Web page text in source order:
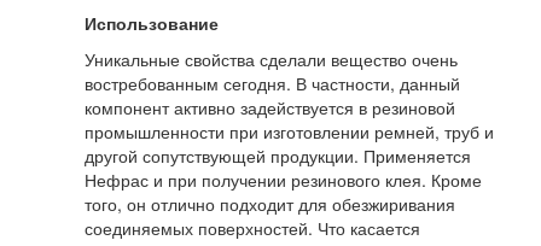
Использование
Уникальные свойства сделали вещество очень
востребованным сегодня. В частности, данный
компонент активно задействуется в резиновой
промышленности при изготовлении ремней, труб и
другой сопутствующей продукции. Применяется
Нефрас и при получении резинового клея. Кроме
того, он отлично подходит для обезжиривания
соединяемых поверхностей. Что касается